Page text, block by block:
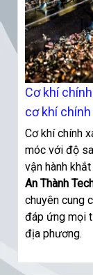
Cơ khí
cơ khí
Cơ khí chính
móc với độ
vận hành
An Thành
chuyên cung
đáp ứng mọi
địa phương.